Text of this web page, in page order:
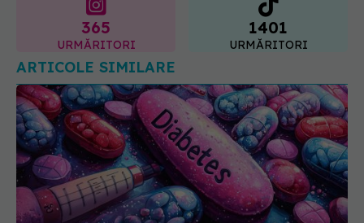
365
URMĂRITORI
1401
URMĂRITORI
ARTICOLE SIMILARE